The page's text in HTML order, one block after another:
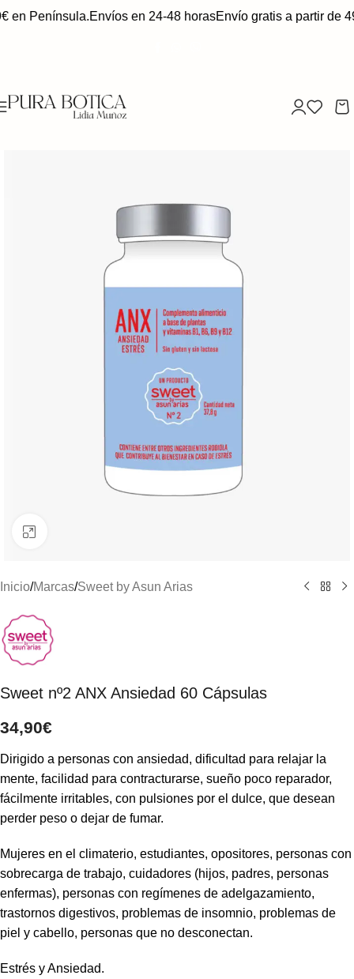
en Península.Envíos en 24-48 horasEnvío gratis a partir de
Inicio/Marcas/Sweet by Asun Arias
Sweet nº2 ANX Ansiedad 60 Cápsulas
34,90€
Dirigido a personas con ansiedad, dificultad para relajar la
mente, facilidad para contracturarse, sueño poco reparador,
fácilmente irritables, con pulsiones por el dulce, que desean
perder peso o dejar de fumar.
Mujeres en el climaterio, estudiantes, opositores, personas con
sobrecarga de trabajo, cuidadores (hijos, padres, personas
enfermas), personas con regímenes de adelgazamiento,
trastornos digestivos, problemas de insomnio, problemas de
piel y cabello, personas que no desconectan.
Estrés y Ansiedad.